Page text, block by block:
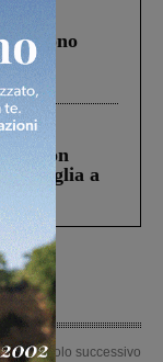
il
la figlia a
Articolo successivo